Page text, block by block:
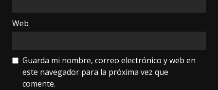
Web
Guarda mi nombre, correo electrónico y web en
este navegador para la próxima vez que
comente.